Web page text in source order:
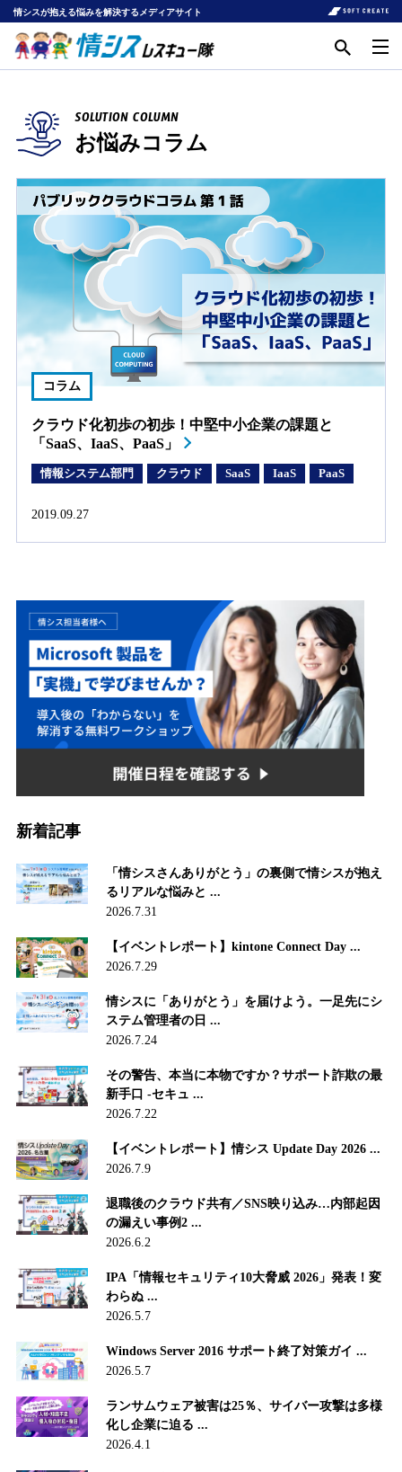
情シスが抱える悩みを解決するメディアサイト
SOLUTION COLUMN
お悩みコラム
コラム
クラウド化初歩の初歩！中堅中小企業の課題と
「SaaS、IaaS、PaaS」
情報システム部門 クラウド SaaS IaaS PaaS
2019.09.27
新着記事
「情シスさんありがとう」の裏側で情シスが抱え
るリアルな悩みと ...
2026.7.31
【イベントレポート】kintone Connect Day ...
2026.7.29
情シスに「ありがとう」を届けよう。一足先にシ
ステム管理者の日 ...
2026.7.24
その警告、本当に本物ですか？サポート詐欺の最
新手口 -セキュ ...
2026.7.22
【イベントレポート】情シス Update Day 2026 ...
2026.7.9
退職後のクラウド共有／SNS映り込み…内部起因
の漏えい事例2 ...
2026.6.2
IPA「情報セキュリティ10大脅威 2026」発表！変
わらぬ ...
2026.5.7
Windows Server 2016 サポート終了対策ガイ ...
2026.5.7
ランサムウェア被害は25％、サイバー攻撃は多様
化し企業に迫る ...
2026.4.1